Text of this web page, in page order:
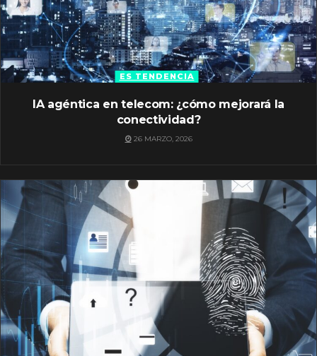
ES TENDENCIA
IA agéntica en telecom: ¿cómo mejorará la
conectividad?
26 MARZO, 2026